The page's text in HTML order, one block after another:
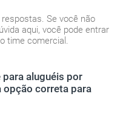
Se você não
aqui, você pode entrar
time comercial.
aluguéis por
opção correta para